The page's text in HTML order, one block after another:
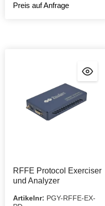
das QSPI-Protokoll
Preis auf Anfrage
RFFE Protocol Exerciser
und Analyzer
Artikelnr: PGY-RFFE-EX-